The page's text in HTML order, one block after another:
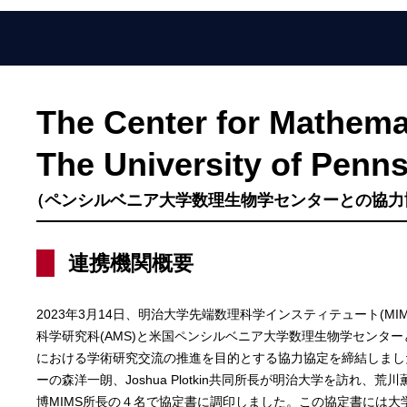
The Center for
The University of
（ペンシルベニア大学数理生物学センターとの協
連携機関概要
2023年3月14日、明治大学先端数理科学インスティテュート
科学研究科(AMS)と米国ペンシルベニア大学数理生物学センタ
における学術研究交流の推進を目的とする協力協定を締結しま
ーの森洋一朗、Joshua Plotkin共同所長が明治大学を訪れ、荒川
博MIMS所長の４名で協定書に調印しました。この協定書には